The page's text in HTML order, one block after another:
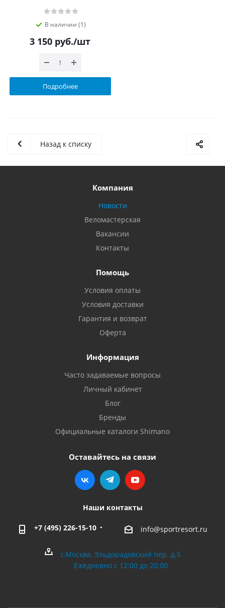
В наличии (1)
3 150 руб./шт
Подробнее
Назад к списку
Компания
Новости
Веломастерская
Вакансии
Контакты
Помощь
Условия оплаты
Условия доставки
Гарантия и возврат
Оферта
Информация
Часто задаваемые вопросы
Личный кабинет
Блог
Бренды
Официальные каталоги Shimano
Оставайтесь на связи
Наши контакты
+7 (495) 226-15-10 info@sportresort.ru
г.Москва, Эльдорадовский пер. д.5
Ежедневно с 12:00 до 20:00